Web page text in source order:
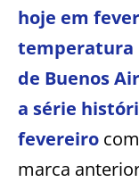
hoje em
temperatura
de Buenos
a série
fevereiro
marca